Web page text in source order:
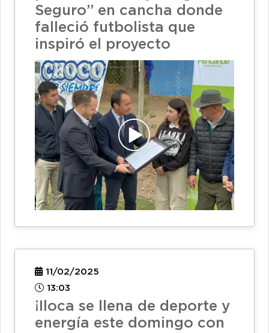
Seguro” en cancha donde
falleció futbolista que
inspiró el proyecto
11/02/2025
13:03
¡Iloca se llena de deporte y
energía este domingo con